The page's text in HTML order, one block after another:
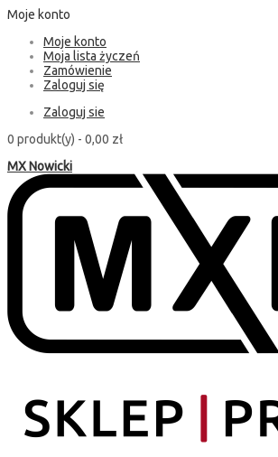
Moje konto
Moje konto
Moja lista życzeń
Zamówienie
Zaloguj się
Zaloguj sie
0 produkt(y) - 0,00 zł
MX Nowicki